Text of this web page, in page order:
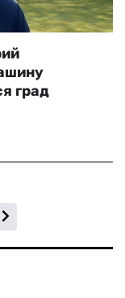
град